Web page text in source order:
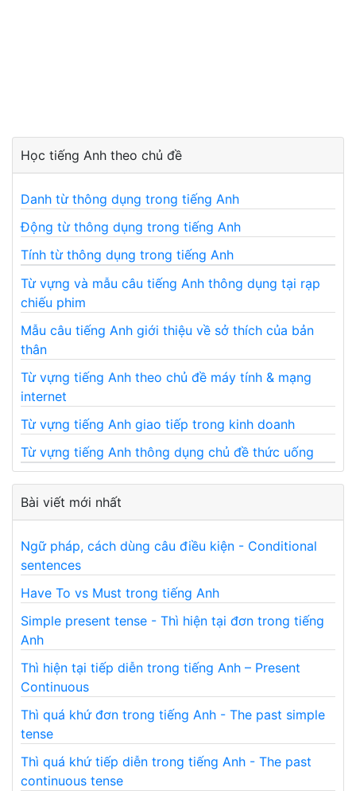
Học tiếng Anh theo chủ đề
Danh từ thông dụng trong tiếng Anh
Động từ thông dụng trong tiếng Anh
Tính từ thông dụng trong tiếng Anh
Từ vựng và mẫu câu tiếng Anh thông dụng tại rạp
chiếu phim
Mẫu câu tiếng Anh giới thiệu về sở thích của bản
thân
Từ vựng tiếng Anh theo chủ đề máy tính & mạng
internet
Từ vựng tiếng Anh giao tiếp trong kinh doanh
Từ vựng tiếng Anh thông dụng chủ đề thức uống
Bài viết mới nhất
Ngữ pháp, cách dùng câu điều kiện - Conditional
sentences
Have To vs Must trong tiếng Anh
Simple present tense - Thì hiện tại đơn trong tiếng
Anh
Thì hiện tại tiếp diễn trong tiếng Anh – Present
Continuous
Thì quá khứ đơn trong tiếng Anh - The past simple
tense
Thì quá khứ tiếp diễn trong tiếng Anh - The past
continuous tense